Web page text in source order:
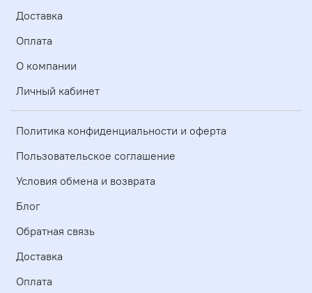
Доставка
Оплата
О компании
Личный кабинет
Политика конфиденциальности и оферта
Пользовательское соглашение
Условия обмена и возврата
Блог
Обратная связь
Доставка
Оплата